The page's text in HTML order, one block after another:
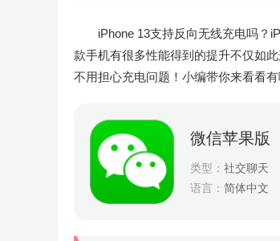
iPhone 13支持反向无线充电吗？
款手机有很多性能得到的提升不仅如
不用担心充电问题！小编带你来看看有
微信苹果版
类型： 社交聊天
语言： 简体中文